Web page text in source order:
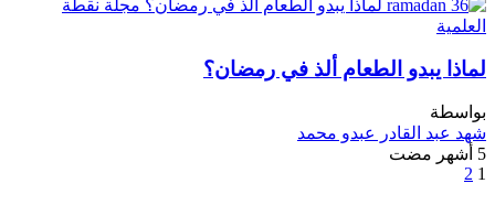
لماذا يبدو الطعام ألذ في رمضان؟
بواسطة
شهد عبد القادر عبدو محمد
5 أشهر مضت
1
2